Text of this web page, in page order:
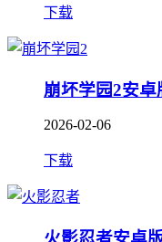
下载
崩坏学园2安卓
2026-02-06
下载
火影忍者安卓